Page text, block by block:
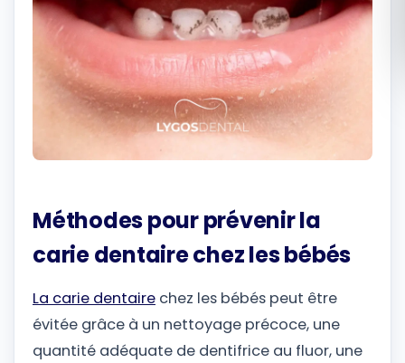
Méthodes pour prévenir la
carie dentaire chez les bébés
La carie dentaire chez les bébés peut être
évitée grâce à un nettoyage précoce, une
quantité adéquate de dentifrice au fluor, une